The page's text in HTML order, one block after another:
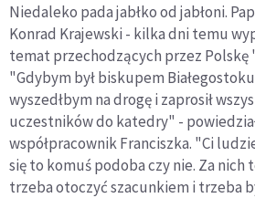
Niedaleko pada jabłko od jabłoni.
Konrad Krajewski - kilka dni temu
temat przechodzących przez Polskę
"Gdybym był biskupem
wyszedłbym na drogę i zaprosił
uczestników do katedry" -
współpracownik Franciszka. "Ci
się to komuś podoba czy nie. Za nich
trzeba otoczyć szacunkiem i trzeba